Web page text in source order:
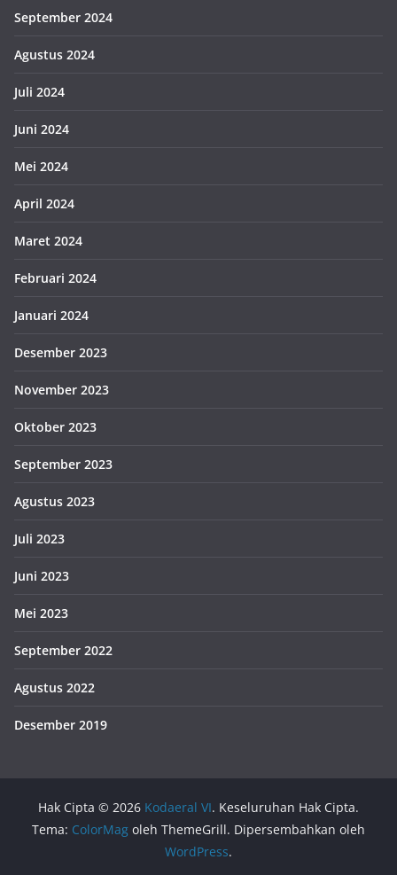
September 2024
Agustus 2024
Juli 2024
Juni 2024
Mei 2024
April 2024
Maret 2024
Februari 2024
Januari 2024
Desember 2023
November 2023
Oktober 2023
September 2023
Agustus 2023
Juli 2023
Juni 2023
Mei 2023
September 2022
Agustus 2022
Desember 2019
Hak Cipta © 2026 Kodaeral VI. Keseluruhan Hak Cipta.
Tema: ColorMag oleh ThemeGrill. Dipersembahkan oleh
WordPress.